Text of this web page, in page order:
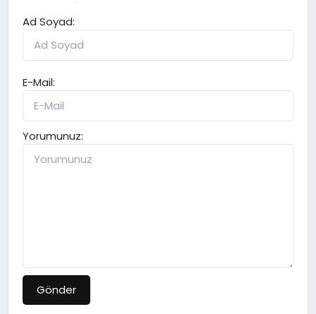
Ad Soyad:
E-Mail:
Yorumunuz:
Gönder